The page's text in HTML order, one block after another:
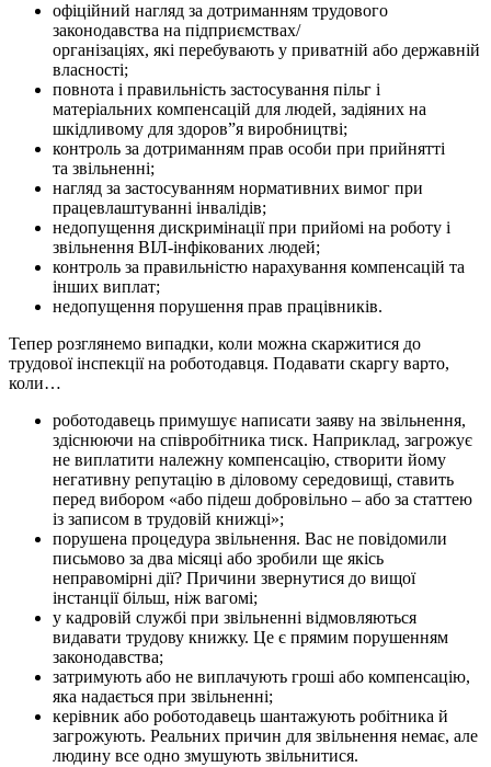
офіційний нагляд за дотриманням трудового
законодавства на підприємствах/
організаціях, які перебувають у приватній або державній
власності;
повнота і правильність застосування пільг і
матеріальних компенсацій для людей, задіяних на
шкідливому для здоров”я виробництві;
контроль за дотриманням прав особи при прийнятті
та звільненні;
нагляд за застосуванням нормативних вимог при
працевлаштуванні інвалідів;
недопущення дискримінації при прийомі на роботу і
звільнення ВІЛ-інфікованих людей;
контроль за правильністю нарахування компенсацій та
інших виплат;
недопущення порушення прав працівників.
Тепер розглянемо випадки, коли можна скаржитися до
трудової інспекції на роботодавця. Подавати скаргу варто,
коли…
роботодавець примушує написати заяву на звільнення,
здіснюючи на співробітника тиск. Наприклад, загрожує
не виплатити належну компенсацію, створити йому
негативну репутацію в діловому середовищі, ставить
перед вибором «або підеш добровільно – або за статтею
із записом в трудовій книжці»;
порушена процедура звільнення. Вас не повідомили
письмово за два місяці або зробили ще якісь
неправомірні дії? Причини звернутися до вищої
інстанції більш, ніж вагомі;
у кадровій службі при звільненні відмовляються
видавати трудову книжку. Це є прямим порушенням
законодавства;
затримують або не виплачують гроші або компенсацію,
яка надається при звільненні;
керівник або роботодавець шантажують робітника й
загрожують. Реальних причин для звільнення немає, але
людину все одно змушують звільнитися.